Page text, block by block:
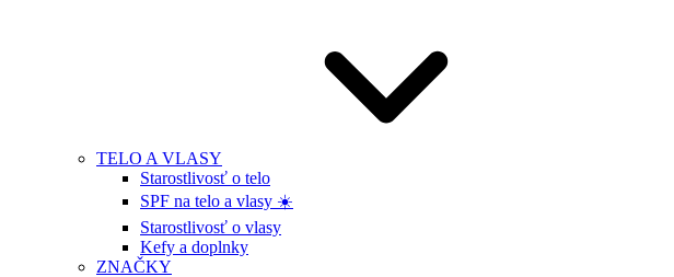
TELO A VLASY
Starostlivosť o telo
SPF na telo a vlasy ☀️
Starostlivosť o vlasy
Kefy a doplnky
ZNAČKY